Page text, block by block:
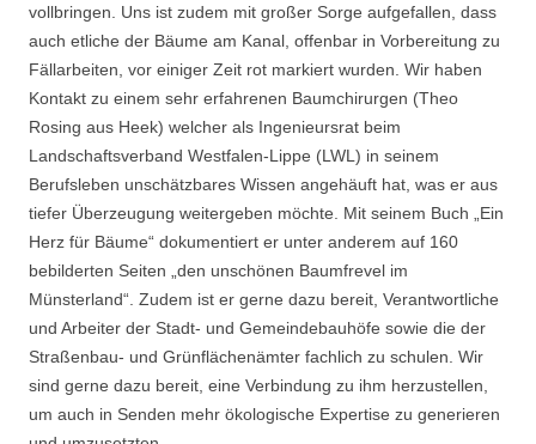
vollbringen. Uns ist zudem mit großer Sorge aufgefallen, dass
auch etliche der Bäume am Kanal, offenbar in Vorbereitung zu
Fällarbeiten, vor einiger Zeit rot markiert wurden. Wir haben
Kontakt zu einem sehr erfahrenen Baumchirurgen (Theo
Rosing aus Heek) welcher als Ingenieursrat beim
Landschaftsverband Westfalen-Lippe (LWL) in seinem
Berufsleben unschätzbares Wissen angehäuft hat, was er aus
tiefer Überzeugung weitergeben möchte. Mit seinem Buch „Ein
Herz für Bäume“ dokumentiert er unter anderem auf 160
bebilderten Seiten „den unschönen Baumfrevel im
Münsterland“. Zudem ist er gerne dazu bereit, Verantwortliche
und Arbeiter der Stadt- und Gemeindebauhöfe sowie die der
Straßenbau- und Grünflächenämter fachlich zu schulen. Wir
sind gerne dazu bereit, eine Verbindung zu ihm herzustellen,
um auch in Senden mehr ökologische Expertise zu generieren